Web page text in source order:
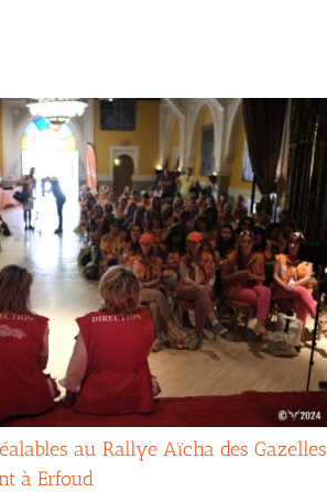
au Rallye Aïcha des Gazelles
à Erfoud